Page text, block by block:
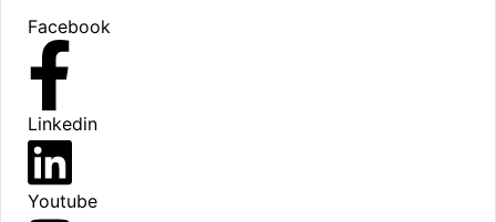
Facebook
Linkedin
Youtube